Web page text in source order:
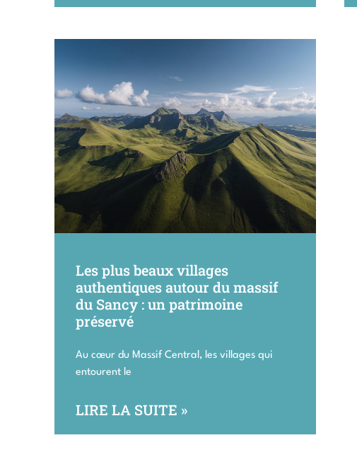
Les plus beaux villages
authentiques autour du massif
du Sancy : un patrimoine
préservé
Au cœur du Massif Central, les villages qui
entourent le
LIRE LA SUITE »